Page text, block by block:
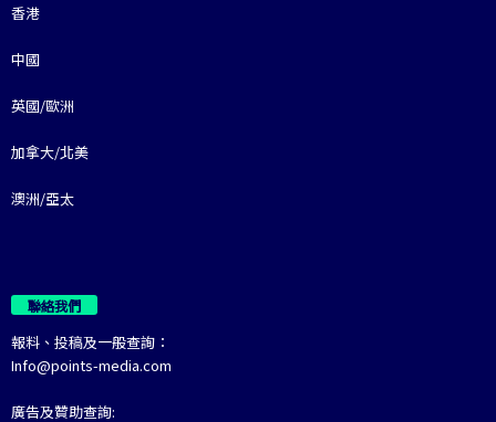
香港
中國
英國/歐洲
加拿大/北美
澳洲/亞太
聯絡我們
報料、投稿及一般查詢：
Info@points-media.com
廣告及贊助查詢: